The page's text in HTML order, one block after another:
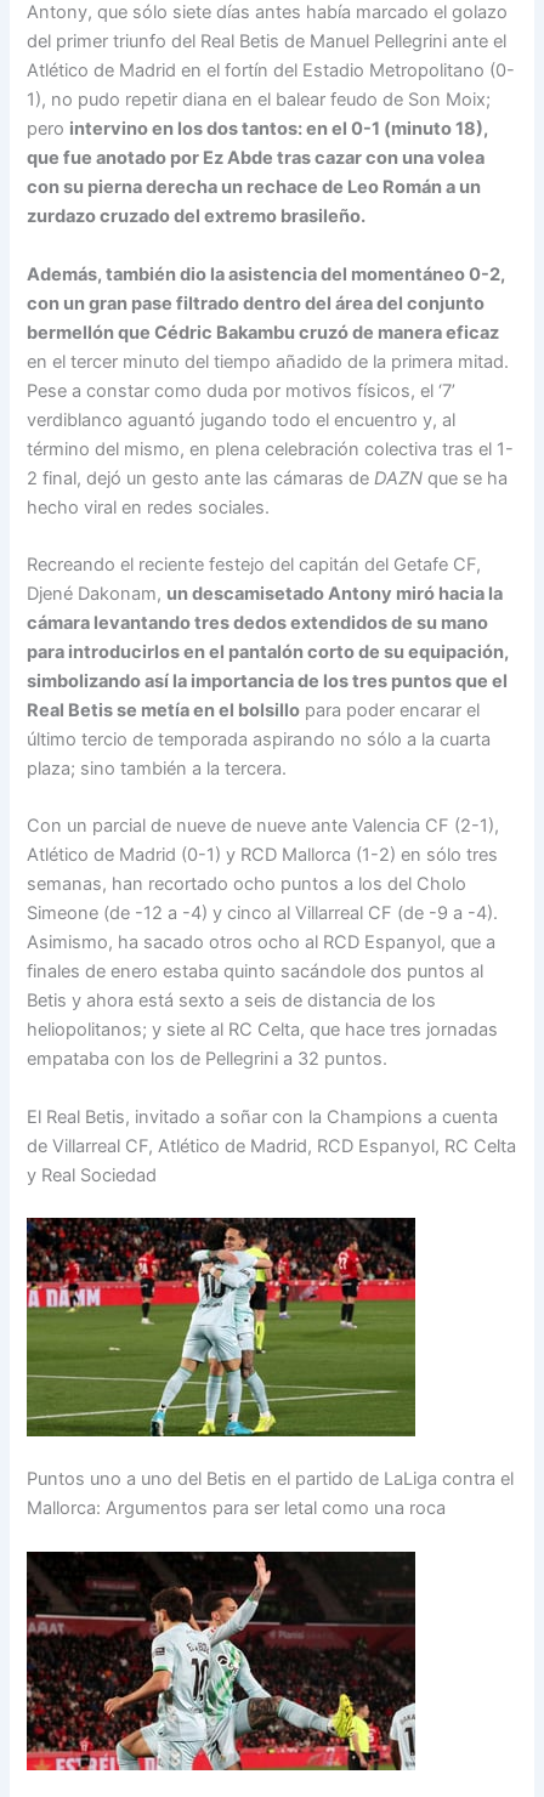
Antony, que sólo siete días antes había marcado el golazo
del primer triunfo del Real Betis de Manuel Pellegrini ante el
Atlético de Madrid en el fortín del Estadio Metropolitano (0-
1), no pudo repetir diana en el balear feudo de Son Moix;
pero intervino en los dos tantos: en el 0-1 (minuto 18),
que fue anotado por Ez Abde tras cazar con una volea
con su pierna derecha un rechace de Leo Román a un
zurdazo cruzado del extremo brasileño.
Además, también dio la asistencia del momentáneo 0-2,
con un gran pase filtrado dentro del área del conjunto
bermellón que Cédric Bakambu cruzó de manera eficaz
en el tercer minuto del tiempo añadido de la primera mitad.
Pese a constar como duda por motivos físicos, el ‘7’
verdiblanco aguantó jugando todo el encuentro y, al
término del mismo, en plena celebración colectiva tras el 1-
2 final, dejó un gesto ante las cámaras deDAZN que se ha
hecho viral en redes sociales.
Recreando el reciente festejo del capitán del Getafe CF,
Djené Dakonam, un descamisetado Antony miró hacia la
cámara levantando tres dedos extendidos de su mano
para introducirlos en el pantalón corto de su equipación,
simbolizando así la importancia de los tres puntos que el
Real Betis se metía en el bolsillo para poder encarar el
último tercio de temporada aspirando no sólo a la cuarta
plaza; sino también a la tercera.
Con un parcial de nueve de nueve ante Valencia CF (2-1),
Atlético de Madrid (0-1) y RCD Mallorca (1-2) en sólo tres
semanas, han recortado ocho puntos a los del Cholo
Simeone (de -12 a -4) y cinco al Villarreal CF (de -9 a -4).
Asimismo, ha sacado otros ocho al RCD Espanyol, que a
finales de enero estaba quinto sacándole dos puntos al
Betis y ahora está sexto a seis de distancia de los
heliopolitanos; y siete al RC Celta, que hace tres jornadas
empataba con los de Pellegrini a 32 puntos.
El Real Betis, invitado a soñar con la Champions a cuenta
de Villarreal CF, Atlético de Madrid, RCD Espanyol, RC Celta
y Real Sociedad
Puntos uno a uno del Betis en el partido de LaLiga contra el
Mallorca: Argumentos para ser letal como una roca